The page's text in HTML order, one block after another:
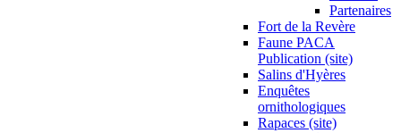
Partenaires
Fort de la Revère
Faune PACA
Publication (site)
Salins d'Hyères
Enquêtes
ornithologiques
Rapaces (site)